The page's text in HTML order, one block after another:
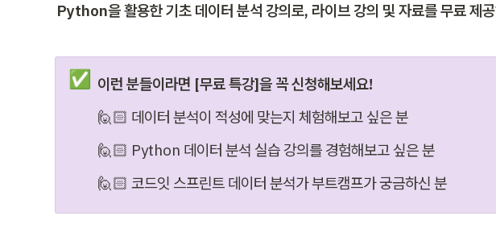
Python을 활용한 기초 데이터 분석 강의로, 라이브 강의 및 자료를 무료 제
✅ 이런 분들이라면 [무료 특강]을 꼭 신청해보세요!
🙋🏻 데이터 분석이 적성에 맞는지 체험해보고 싶은 분
🙋🏻 Python 데이터 분석 실습 강의를 경험해보고 싶은 분
🙋🏻 코드잇 스프린트 데이터 분석가 부트캠프가 궁금하신 분